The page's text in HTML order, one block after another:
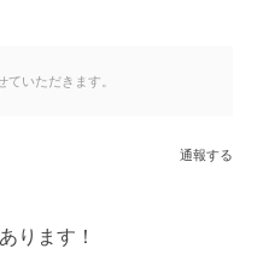
いただきます。
通報する
ります！